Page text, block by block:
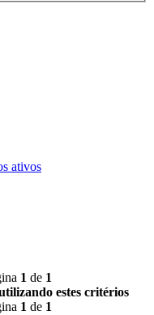
ativos
1 de 1
estes critérios
1 de 1